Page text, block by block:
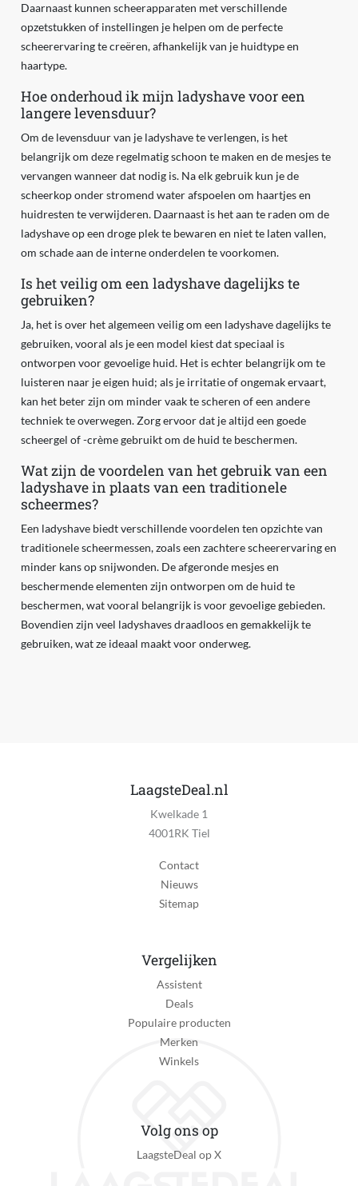
Daarnaast kunnen scheerapparaten met verschillende
opzetstukken of instellingen je helpen om de perfecte
scheerervaring te creëren, afhankelijk van je huidtype en
haartype.
Hoe onderhoud ik mijn ladyshave voor een
langere levensduur?
Om de levensduur van je ladyshave te verlengen, is het
belangrijk om deze regelmatig schoon te maken en de mesjes te
vervangen wanneer dat nodig is. Na elk gebruik kun je de
scheerkop onder stromend water afspoelen om haartjes en
huidresten te verwijderen. Daarnaast is het aan te raden om de
ladyshave op een droge plek te bewaren en niet te laten vallen,
om schade aan de interne onderdelen te voorkomen.
Is het veilig om een ladyshave dagelijks te
gebruiken?
Ja, het is over het algemeen veilig om een ladyshave dagelijks te
gebruiken, vooral als je een model kiest dat speciaal is
ontworpen voor gevoelige huid. Het is echter belangrijk om te
luisteren naar je eigen huid; als je irritatie of ongemak ervaart,
kan het beter zijn om minder vaak te scheren of een andere
techniek te overwegen. Zorg ervoor dat je altijd een goede
scheergel of -crème gebruikt om de huid te beschermen.
Wat zijn de voordelen van het gebruik van een
ladyshave in plaats van een traditionele
scheermes?
Een ladyshave biedt verschillende voordelen ten opzichte van
traditionele scheermessen, zoals een zachtere scheerervaring en
minder kans op snijwonden. De afgeronde mesjes en
beschermende elementen zijn ontworpen om de huid te
beschermen, wat vooral belangrijk is voor gevoelige gebieden.
Bovendien zijn veel ladyshaves draadloos en gemakkelijk te
gebruiken, wat ze ideaal maakt voor onderweg.
LaagsteDeal.nl
Kwelkade 1
4001RK Tiel
Contact
Nieuws
Sitemap
Vergelijken
Assistent
Deals
Populaire producten
Merken
Winkels
Volg ons op
LaagsteDeal op X